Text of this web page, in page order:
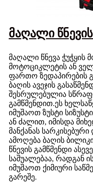
მაღალი
მაღალი წნევა ჭუჭყის
მოტოციკლეტის ან
ფართო ზედაპირების
ბაღის ავეჯის
შესრულებულია
გამწმენდით.ეს
იმუშაოთ ზუსტი
ან ძალით, იმისდა
მანქანას
ამოღება ბაღის
წნევის გამწმენდი
საშუალებაა, რადგან
იმუშაოთ ქიმიური
გარეშე.